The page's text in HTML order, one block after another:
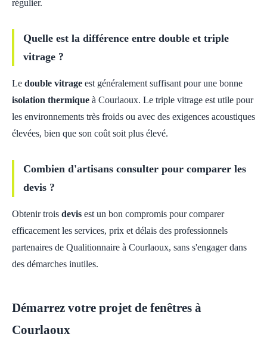
régulier.
Quelle est la différence entre double et triple
vitrage ?
Le double vitrage est généralement suffisant pour une bonne
isolation thermique à Courlaoux. Le triple vitrage est utile pour
les environnements très froids ou avec des exigences acoustiques
élevées, bien que son coût soit plus élevé.
Combien d'artisans consulter pour comparer les
devis ?
Obtenir trois devis est un bon compromis pour comparer
efficacement les services, prix et délais des professionnels
partenaires de Qualitionnaire à Courlaoux, sans s'engager dans
des démarches inutiles.
Démarrez votre projet de fenêtres à
Courlaoux